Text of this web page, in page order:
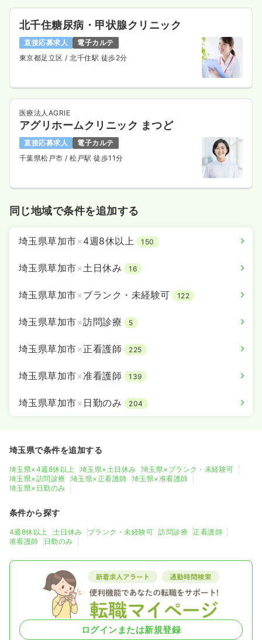
北千住糖尿病・甲状腺クリニック
直接応募求人
電子カルテ
東京都足立区/ 北千住駅 徒歩2分
医療法人AGRIE
アグリホームクリニック まつど
直接応募求人
電子カルテ
千葉県松戸市/ 松戸駅 徒歩11分
同じ地域で条件を追加する
埼玉県草加市×4週8休以上 150
埼玉県草加市×土日休み 16
埼玉県草加市×ブランク・未経験可 122
埼玉県草加市×訪問診療 5
埼玉県草加市×正看護師 225
埼玉県草加市×准看護師 139
埼玉県草加市× 日勤のみ 204
埼玉県で条件を追加する
埼玉県×4週8休以上 埼玉県×土日休み
埼玉県×ブランク・未経験可
埼玉県×訪問診療
埼玉県×正看護師
埼玉県×准看護師
埼玉県×日勤のみ
条件から探す
4週8休以上 土日休み ブランク・未経験可 訪問診療
正看護師
准看護師
日勤のみ
ログインまたは新規登録